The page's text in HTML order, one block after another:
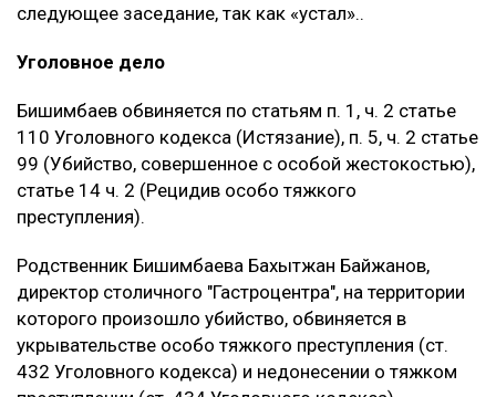
следующее заседание, так как «устал»..
Уголовное дело
Бишимбаев обвиняется по статьям п. 1, ч. 2 статье
110 Уголовного кодекса (Истязание), п. 5, ч. 2 статье
99 (Убийство, совершенное с особой жестокостью),
статье 14 ч. 2 (Рецидив особо тяжкого
преступления).
Родственник Бишимбаева Бахытжан Байжанов,
директор столичного "Гастроцентра", на территории
которого произошло убийство, обвиняется в
укрывательстве особо тяжкого преступления (ст.
432 Уголовного кодекса) и недонесении о тяжком